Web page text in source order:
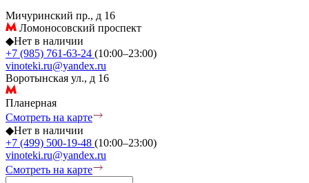
Мичуринский пр., д 16
Ломоносовский проспект
◆Нет в наличии
+7 (985) 761-63-24 (10:00–23:00)
vinoteki.ru@yandex.ru
Воротынская ул., д 16
Планерная
Смотреть на карте
◆Нет в наличии
+7 (499) 500-19-48 (10:00–23:00)
vinoteki.ru@yandex.ru
Смотреть на карте